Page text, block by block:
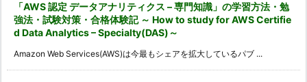
「AWS 認定 データアナリティクス – 専門知識」の学習方法・勉
強法・試験対策・合格体験記 ～ How to study for AWS Certifie
d Data Analytics – Specialty(DAS)～
Amazon Web Services(AWS)は今最もシェアを拡大しているパブ ...